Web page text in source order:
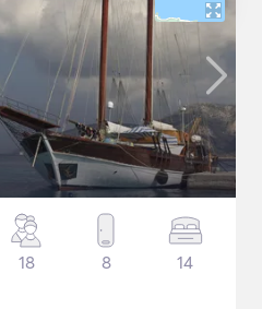
18 8 14